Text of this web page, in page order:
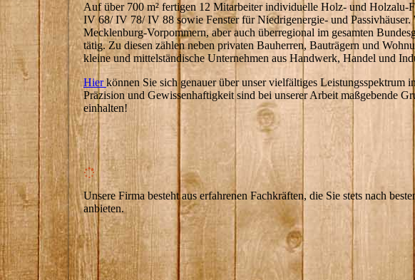
Auf über 700 m² fertigen 12 Mitarbeiter individuelle Holz- und Holzalu-
IV 68/ IV 78/ IV 88 sowie Fenster für Niedrigenergie- und Passivhäuser.
Mecklenburg-Vorpommern, aber auch überregional im gesamten
tätig. Zu diesen zählen neben privaten Bauherren, Bauträgern und
kleine und mittelständische Unternehmen aus Handwerk, Handel und
Hierkönnen Sie sich genauer über unser vielfältiges Leistungsspektrum
Präzision und Gewissenhaftigkeit sind bei unserer Arbeit maßgebende
einhalten!
Unsere Firma besteht aus erfahrenen Fachkräften, die Sie stets nach
anbieten.